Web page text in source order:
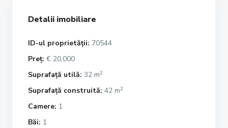
Detalii imobiliare
ID-ul proprietății: 70544
Preț: € 20,000
Suprafață utilă: 32 m2
Suprafață construită: 42 m2
Camere: 1
Băi: 1